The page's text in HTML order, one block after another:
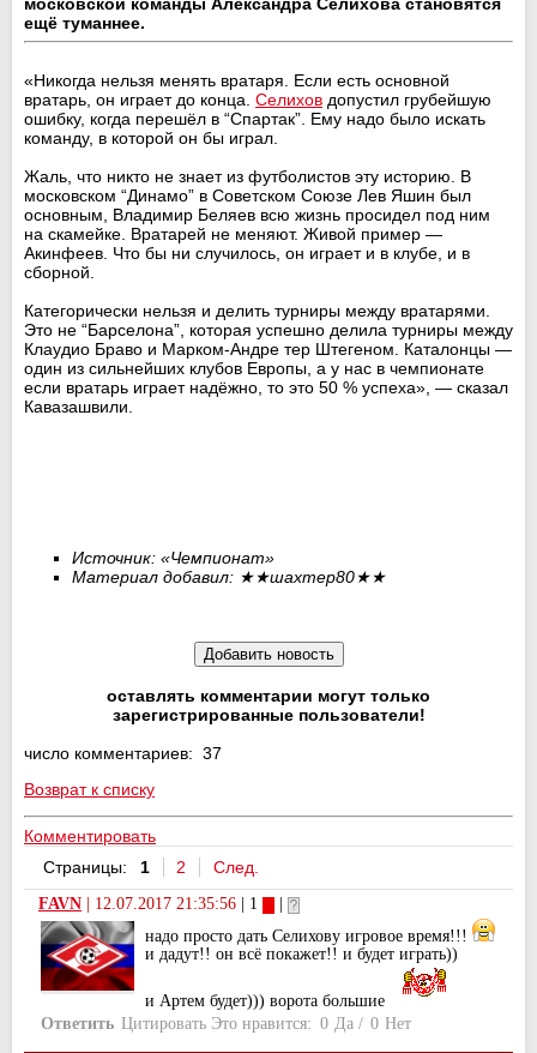
ещё туманнее.
«Никогда нельзя менять вратаря. Если есть основной
вратарь, он играет до конца. Селихов допустил грубейшую
ошибку, когда перешёл в “Спартак”. Ему надо было искать
команду, в которой он бы играл.
Жаль, что никто не знает из футболистов эту историю. В
московском “Динамо” в Советском Союзе Лев Яшин был
основным, Владимир Беляев всю жизнь просидел под ним
на скамейке. Вратарей не меняют. Живой пример —
Акинфеев. Что бы ни случилось, он играет и в клубе, и в
сборной.
Категорически нельзя и делить турниры между вратарями.
Это не “Барселона”, которая успешно делила турниры между
Клаудио Браво и Марком-Андре тер Штегеном. Каталонцы —
один из сильнейших клубов Европы, а у нас в чемпионате
если вратарь играет надёжно, то это 50 % успеха», — сказал
Кавазашвили.
Источник: «Чемпионат»
Материал добавил: ★★шахтер80★★
оставлять комментарии могут только
зарегистрированные пользователи!
число комментариев: 37
Возврат к списку
Комментировать
Страницы:
1 2 След.
FAVN 12.07.2017 21:35:56 | 1
надо просто дать Селихову игровое время!!!
и дадут!! он всё покажет!! и будет играть))
и Артем будет))) ворота большие
Ответить Цитировать Это нравится: 0 Да / 0 Нет